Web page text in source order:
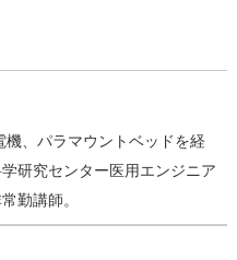
、パラマウントベッドを経
研究センター医用エンジニア
勤講師。